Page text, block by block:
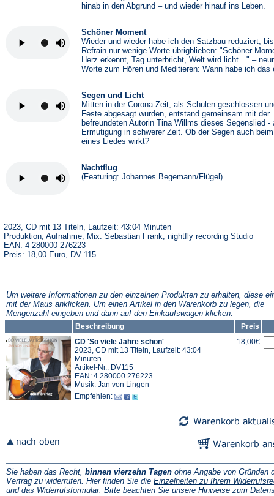
hinab in den Abgrund – und wieder hinauf ins Leben.
Schöner Moment
Wieder und wieder habe ich den Satzbau reduziert,
Refrain nur wenige Worte übrigblieben: "Schöner
Herz erkennt, Tag unterbricht, Welt wird licht…" –
Worte zum Hören und Meditieren: Wann habe ich das
Segen und Licht
Mitten in der Corona-Zeit, als Schulen geschlossen
Feste abgesagt wurden, entstand gemeinsam mit der
befreundeten Autorin Tina Willms dieses Segenslied -
Ermutigung in schwerer Zeit. Ob der Segen auch
eines Liedes wirkt?
Nachtflug
(Featuring: Johannes Begemann/Flügel)
2023, CD mit 13 Titeln, Laufzeit: 43:04 Minuten
Produktion, Aufnahme, Mix: Sebastian Frank, nightfly recording Studio
EAN: 4 280000 276223
Preis: 18,00 Euro, DV 115
Um weitere Informationen zu den einzelnen Produkten zu erhalten, diese
mit der Maus anklicken. Um einen Artikel in den Warenkorb zu legen, die
Mengenzahl eingeben und dann auf den Einkaufswagen klicken.
Beschreibung
Preis
CD 'So viele Jahre schon'
2023, CD mit 13 Titeln, Laufzeit: 43:04
Minuten
Artikel-Nr.: DV115
EAN: 4 280000 276223
Musik: Jan von Lingen
Empfehlen:
18,00€
Sie haben das Recht, binnen vierzehn Tagen ohne Angabe von Gründen
Vertrag zu widerrufen. Hier finden Sie die Einzelheiten zu Ihrem
und das Widerrufsformular(Öffnet
. Bitte beachten Sie unsere Hinweise zum